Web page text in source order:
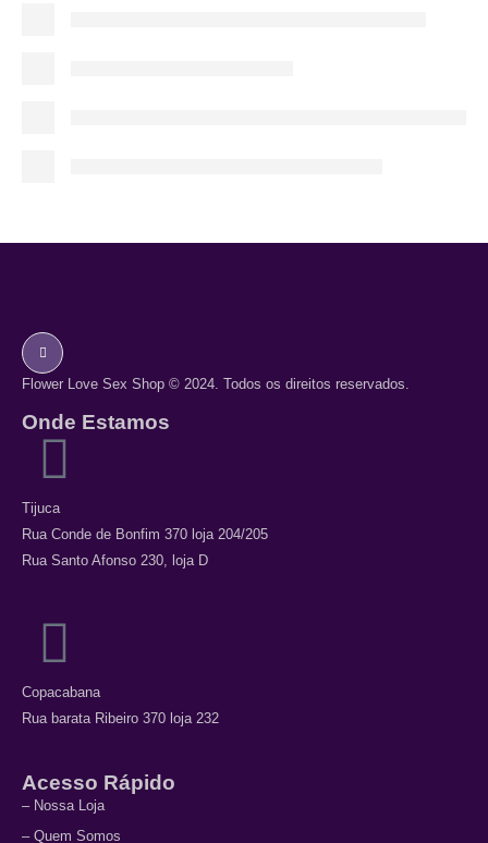
Flower Love Sex Shop © 2024. Todos os direitos reservados.
Onde Estamos
Tijuca
Rua Conde de Bonfim 370 loja 204/205
Rua Santo Afonso 230, loja D
Copacabana
Rua barata Ribeiro 370 loja 232
Acesso Rápido
– Nossa Loja
– Quem Somos